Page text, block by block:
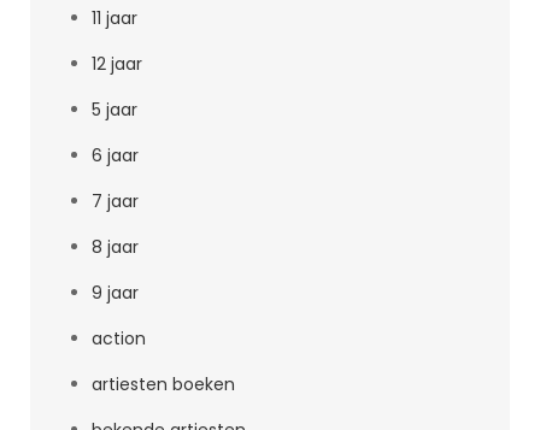
11 jaar
12 jaar
5 jaar
6 jaar
7 jaar
8 jaar
9 jaar
action
artiesten boeken